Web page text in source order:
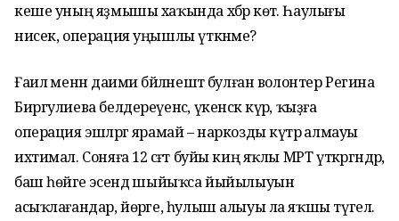
кеше уның яҙмышы хаҡында хәбәр көтә. Һаулығы
нисек, операция уңышлы үткәнме?
Ғаилә менән даими бәйләнештә булған волонтер Регина
Биргулиева белдереүенсә, үкенскә күрә, ҡыҙға
операция эшләргә ярамай – наркозды күтәрә алмауы
ихтимал. Соняға 12 сәғәт буйы киң яҡлы МРТ үткәргәндәр,
баш һөйәге эсендә шыйыҡса йыйылыуын
асыҡлағандар, йөрәге, һулыш алыуы ла яҡшы түгел.